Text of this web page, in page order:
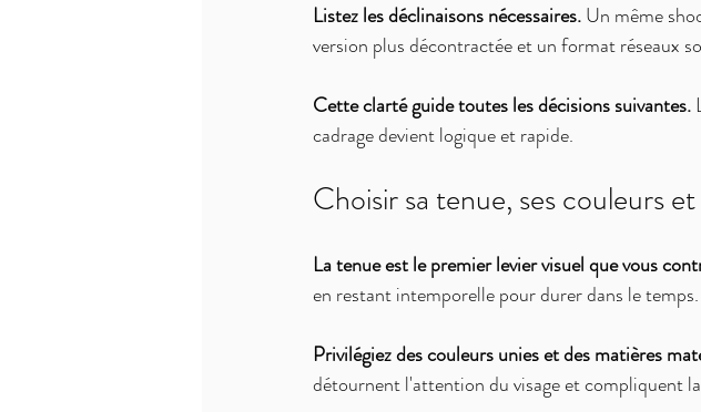
Listez les déclinaisons nécessaires. Un même
version plus décontractée et un format réseaux
Cette clarté guide toutes les décisions suivantes.
cadrage devient logique et rapide.
Choisir sa tenue, ses couleurs
La tenue est le premier levier visuel que vous
en restant intemporelle pour durer dans le temps.
Privilégiez des couleurs unies et des matières
détournent l'attention du visage et compliquent